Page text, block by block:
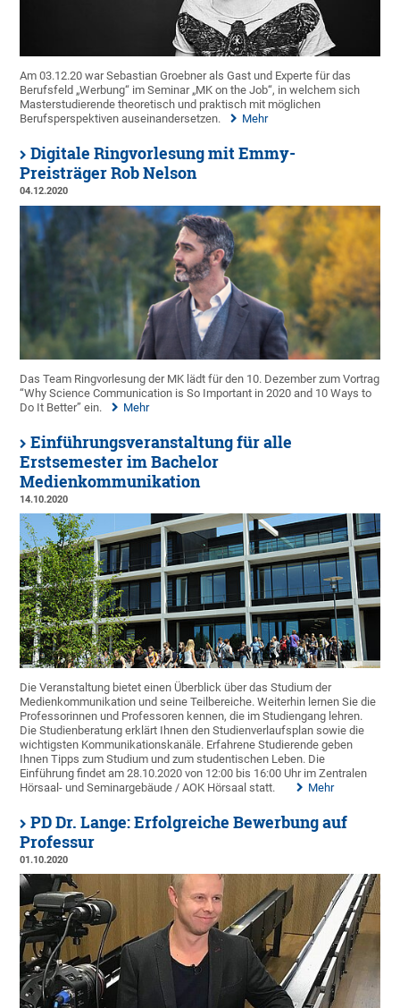
Am 03.12.20 war Sebastian Groebner als Gast und Experte für das
Berufsfeld „Werbung“ im Seminar „MK on the Job“, in welchem sich
Masterstudierende theoretisch und praktisch mit möglichen
Berufsperspektiven auseinandersetzen.
Mehr
Digitale Ringvorlesung mit Emmy-
Preisträger Rob Nelson
04.12.2020
Das Team Ringvorlesung der MK lädt für den 10. Dezember zum Vortrag
“Why Science Communication is So Important in 2020 and 10 Ways to
Do It Better” ein.
Mehr
Einführungsveranstaltung für alle
Erstsemester im Bachelor
Medienkommunikation
14.10.2020
Die Veranstaltung bietet einen Überblick über das Studium der
Medienkommunikation und seine Teilbereiche. Weiterhin lernen Sie die
Professorinnen und Professoren kennen, die im Studiengang lehren.
Die Studienberatung erklärt Ihnen den Studienverlaufsplan sowie die
wichtigsten Kommunikationskanäle. Erfahrene Studierende geben
Ihnen Tipps zum Studium und zum studentischen Leben. Die
Einführung findet am 28.10.2020 von 12:00 bis 16:00 Uhr im Zentralen
Hörsaal- und Seminargebäude / AOK Hörsaal statt.
Mehr
PD Dr. Lange: Erfolgreiche Bewerbung auf
Professur
01.10.2020